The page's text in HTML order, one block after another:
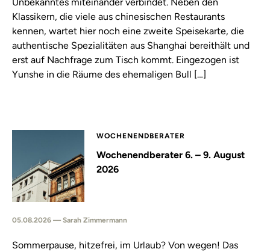
Klassikern, die viele aus chinesischen Restaurants
kennen, wartet hier noch eine zweite Speisekarte, die
authentische Spezialitäten aus Shanghai bereithält und
erst auf Nachfrage zum Tisch kommt. Eingezogen ist
Yunshe in die Räume des ehemaligen Bull […]
WOCHENENDBERATER
Wochenendberater 6. – 9. August
2026
05.08.2026 — Sarah Zimmermann
Sommerpause, hitzefrei, im Urlaub? Von wegen! Das